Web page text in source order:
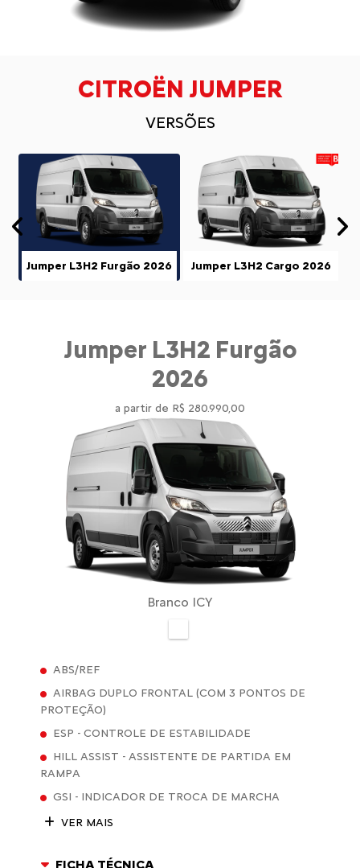
CITROËN JUMPER
VERSÕES
Jumper L3H2 Furgão 2026 Jumper L3H2 Cargo 2026
Anterior
Jumper L3H2 Furgão
2026
a partir de R$ 280.990,00
Branco ICY
ABS/REF
AIRBAG DUPLO FRONTAL (COM 3 PONTOS DE
PROTEÇÃO)
ESP - CONTROLE DE ESTABILIDADE
HILL ASSIST - ASSISTENTE DE PARTIDA EM
RAMPA
GSI - INDICADOR DE TROCA DE MARCHA
VER MAIS
FICHA TÉCNICA